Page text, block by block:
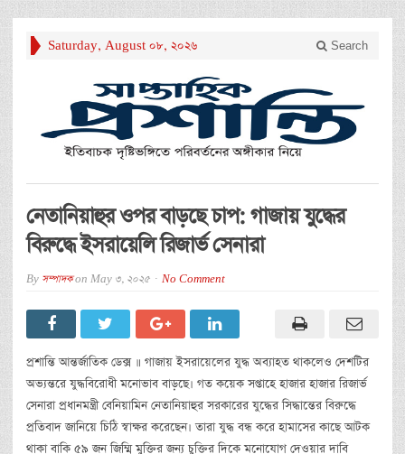
Saturday, August 08, 2026 Search
নেতানিয়াহুর ওপর বাড়ছে চাপ: গাজায় যুদ্ধের
বিরুদ্ধে ইসরায়েলি রিজার্ভ সেনারা
By সম্পাদকon May 3, 2025 No Comment
প্রশান্তি আন্তর্জাতিক ডেক্স ॥ গাজায় ইসরায়েলের যুদ্ধ অব্যাহত থাকলেও দেশটির
অভ্যন্তরে যুদ্ধবিরোধী মনোভাব বাড়ছে। গত কয়েক সপ্তাহে হাজার হাজার রিজার্ভ
সেনারা প্রধানমন্ত্রী বেনিয়ামিন নেতানিয়াহুর সরকারের যুদ্ধের সিদ্ধান্তের বিরুদ্ধে
প্রতিবাদ জানিয়ে চিঠি স্বাক্ষর করেছেন। তারা যুদ্ধ বন্ধ করে হামাসের কাছে আটক
থাকা বাকি ৫৯ জন জিম্মি মুক্তির জন্য চুক্তির দিকে মনোযোগ দেওয়ার দাবি